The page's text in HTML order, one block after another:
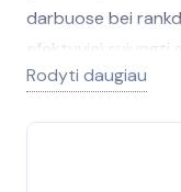
darbuose bei
efektyviai sujungti
užtikrinant tvirtumą
Yra daug įvairių
Rodyti daugiau